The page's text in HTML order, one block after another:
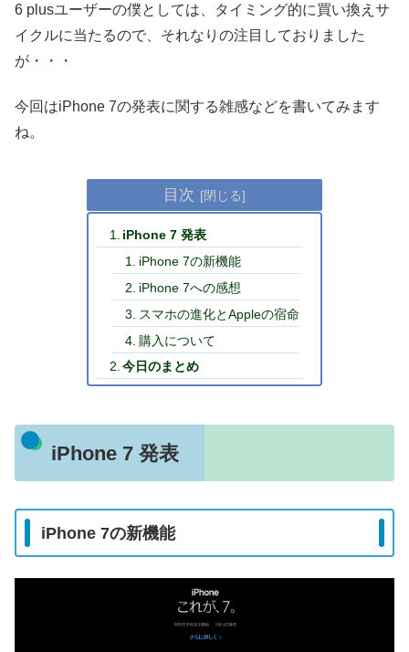
6 plusユーザーの僕としては、タイミング的に買い換えサ
イクルに当たるので、それなりの注目しておりました
が・・・
今回はiPhone 7の発表に関する雑感などを書いてみます
ね。
目次
iPhone 7 発表
iPhone 7の新機能
iPhone 7への感想
スマホの進化とAppleの宿命
購入について
今日のまとめ
iPhone 7 発表
iPhone 7の新機能